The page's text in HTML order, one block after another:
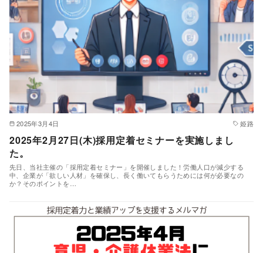
2025年3月4日 姫路
2025年2月27日(木)採用定着セミナーを実施しまし
た。
先日、当社主催の「採用定着セミナー」を開催しました！労働人口が減少する
中、企業が「欲しい人材」を確保し、長く働いてもらうためには何が必要なの
か？そのポイントを…